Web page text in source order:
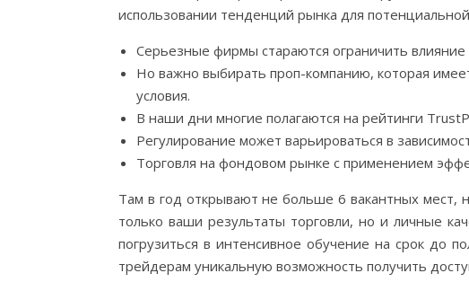
использовании тенденций рынка для
Серьезные фирмы стараются ограничить
Но важно выбирать проп-компанию, которая
условия.
В наши дни многие полагаются на рейтинги
Регулирование может варьироваться в
Торговля на фондовом рынке с применением
Там в год открывают не больше 6 вакантных мест,
только ваши результаты торговли, но и личные
погрузиться в интенсивное обучение на срок до
трейдерам уникальную возможность получить